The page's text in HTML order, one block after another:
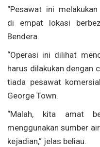
“Pesawat ini
di empat lokasi
Bendera.
“Operasi ini dilihat
harus dilakukan dengan
tiada pesawat
George Town.
“Malah, kita amat
menggunakan sumber
kejadian,” jelas beliau.